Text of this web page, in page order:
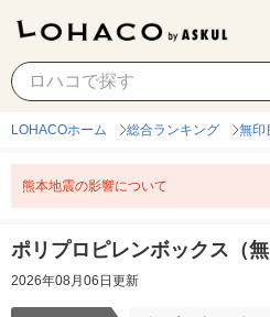
ポリプロピレンボックス（無印良
LOHACOホーム 総合ランキング 無印
熊本地震の影響について
ポリプロピレンボックス（
2026年08月06日更新